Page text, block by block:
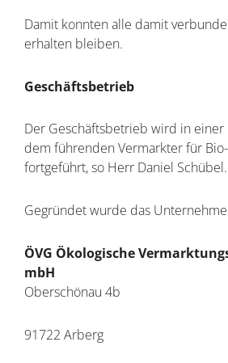
Damit konnten alle damit
erhalten bleiben.
Geschäftsbetrieb
Der Geschäftsbetrieb wird in einer
dem führenden Vermarkter für
fortgeführt, so Herr Daniel Schübel.
Gegründet wurde das
ÖVG Ökologische
mbH
Oberschönau 4b
91722 Arberg